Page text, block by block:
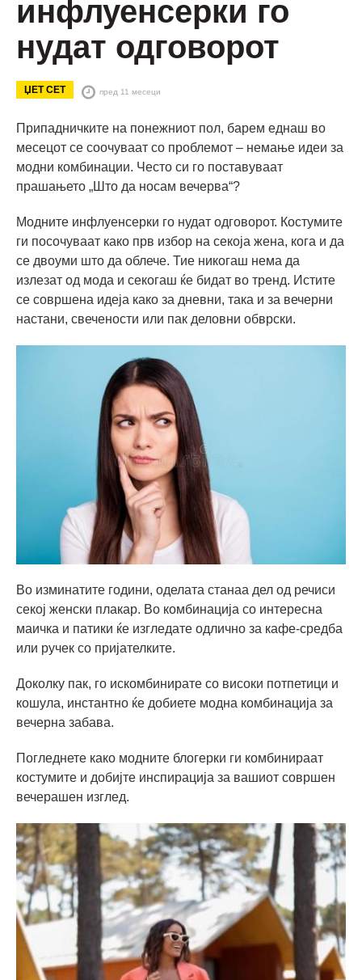
инфлуенсерки го
нудат одговорот
ЏЕТ СЕТ пред 11 месеци
Припадничките на понежниот пол, барем еднаш во
месецот се соочуваат со проблемот – немање идеи за
модни комбинации. Често си го поставуваат
прашањето „Што да носам вечерва“?
Модните инфлуенсерки го нудат одговорот. Костумите
ги посочуваат како прв избор на секоја жена, кога и да
се двоуми што да облече. Тие никогаш нема да
излезат од мода и секогаш ќе бидат во тренд. Истите
се совршена идеја како за дневни, така и за вечерни
настани, свечености или пак деловни обврски.
Во изминатите години, оделата станаа дел од речиси
секој женски плакар. Во комбинација со интересна
маичка и патики ќе изгледате одлично за кафе-средба
или ручек со пријателките.
Доколку пак, го искомбинирате со високи потпетици и
кошула, инстантно ќе добиете модна комбинација за
вечерна забава.
Погледнете како модните блогерки ги комбинираат
костумите и добијте инспирација за вашиот совршен
вечерашен изглед.